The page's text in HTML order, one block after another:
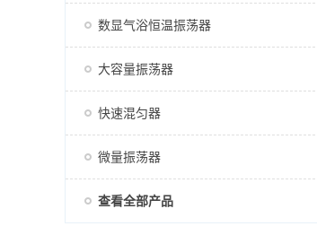
数显气浴恒温振荡器
大容量振荡器
快速混匀器
微量振荡器
查看全部产品